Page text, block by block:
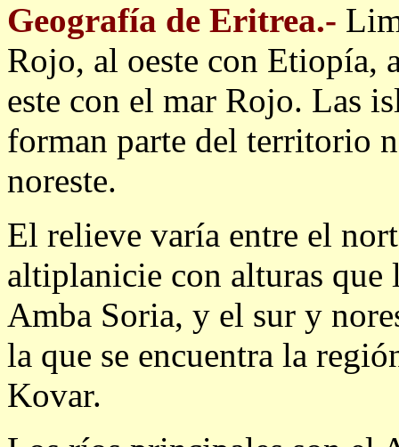
Geografía de Eritrea.-
Rojo, al oeste con
este con el mar Rojo. Las
forman parte del territorio
noreste.
El relieve varía entre el
altiplanicie con alturas que
Amba Soria, y el sur y
la que se encuentra la
Kovar.